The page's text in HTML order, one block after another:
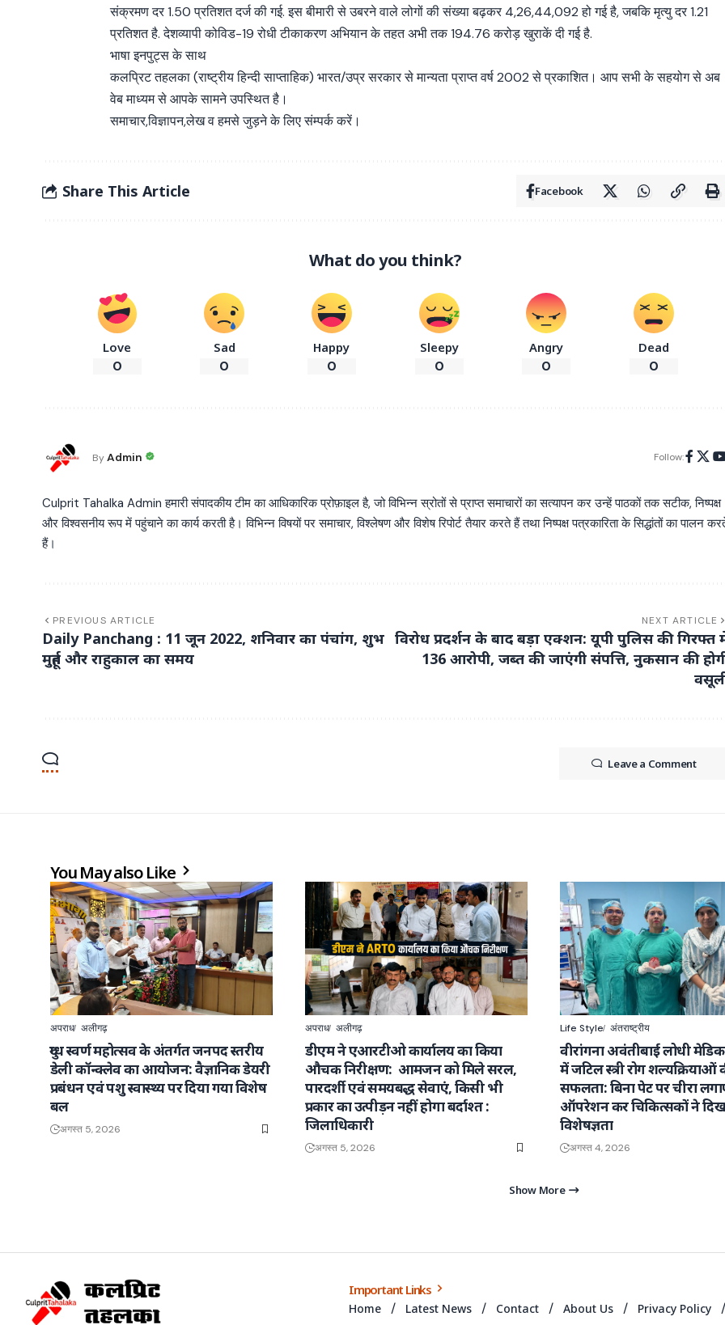
संक्रमण दर 1.50 प्रतिशत दर्ज की गई. इस बीमारी से उबरने वाले लोगों की संख्या बढ़कर 4,26,44,092 हो गई है, जबकि मृत्यु दर 1.21
प्रतिशत है. देशव्यापी कोविड-19 रोधी टीकाकरण अभियान के तहत अभी तक 194.76 करोड़ खुराकें दी गई है.
भाषा इनपुट्स के साथ
कलप्रिट तहलका (राष्ट्रीय हिन्दी साप्ताहिक) भारत/उप्र सरकार से मान्यता प्राप्त वर्ष 2002 से प्रकाशित। आप सभी के सहयोग से अब
वेब माध्यम से आपके सामने उपस्थित है।
समाचार,विज्ञापन,लेख व हमसे जुड़ने के लिए संम्पर्क करें।
Share This Article Facebook
What do you think?
Love
0
Sad
0
Happy
0
Sleepy
0
Angry
0
Dead
0
ByAdmin Follow:
Culprit Tahalka Admin हमारी संपादकीय टीम का आधिकारिक प्रोफ़ाइल है, जो विभिन्न स्रोतों से प्राप्त समाचारों का सत्यापन कर उन्हें पाठकों तक सटीक, निष्पक्ष
और विश्वसनीय रूप में पहुंचाने का कार्य करती है। विभिन्न विषयों पर समाचार, विश्लेषण और विशेष रिपोर्ट तैयार करते हैं तथा निष्पक्ष पत्रकारिता के सिद्धांतों का पालन
हैं।
PREVIOUS ARTICLE
Daily Panchang : 11 जून 2022, शनिवार का पंचांग, शुभ
मुहूर्त और राहुकाल का समय
NEXT ARTICLE
विरोध प्रदर्शन के बाद बड़ा एक्शन: यूपी पुलिस की गिरफ्त
136 आरोपी, जब्त की जाएंगी संपत्ति, नुकसान की
Leave a Comment
You May also Like
अपराध अलीगढ़
दुग्ध स्वर्ण महोत्सव के अंतर्गत जनपद स्तरीय
डेली कॉन्क्लेव का आयोजन: वैज्ञानिक डेयरी
प्रबंधन एवं पशु स्वास्थ्य पर दिया गया विशेष
बल
अगस्त 5, 2026
अपराध अलीगढ़
डीएम ने एआरटीओ कार्यालय का किया
औचक निरीक्षण: आमजन को मिले सरल,
पारदर्शी एवं समयबद्ध सेवाएं, किसी भी
प्रकार का उत्पीड़न नहीं होगा बर्दाश्त :
जिलाधिकारी
अगस्त 5, 2026
Life Style अंतराष्ट्रीय
वीरांगना अवंतीबाई लोधी
में जटिल स्त्री रोग शल्यक्रियाओं
सफलता: बिना पेट पर चीरा
ऑपरेशन कर चिकित्सकों ने
विशेषज्ञता
अगस्त 4, 2026
Show More
Important Links
Home Latest News Contact About Us Privacy Policy